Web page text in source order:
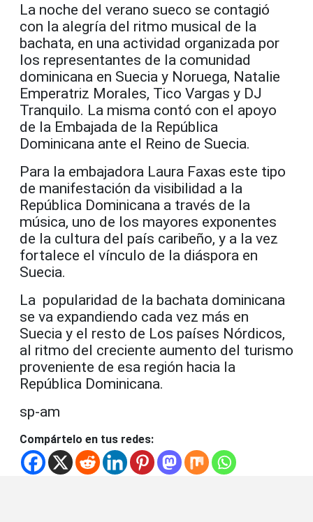
La noche del verano sueco se contagió
con la alegría del ritmo musical de la
bachata, en una actividad organizada por
los representantes de la comunidad
dominicana en Suecia y Noruega, Natalie
Emperatriz Morales, Tico Vargas y DJ
Tranquilo. La misma contó con el apoyo
de la Embajada de la República
Dominicana ante el Reino de Suecia.
Para la embajadora Laura Faxas este tipo
de manifestación da visibilidad a la
República Dominicana a través de la
música, uno de los mayores exponentes
de la cultura del país caribeño, y a la vez
fortalece el vínculo de la diáspora en
Suecia.
La popularidad de la bachata dominicana
se va expandiendo cada vez más en
Suecia y el resto de Los países Nórdicos,
al ritmo del creciente aumento del turismo
proveniente de esa región hacia la
República Dominicana.
sp-am
Compártelo en tus redes: